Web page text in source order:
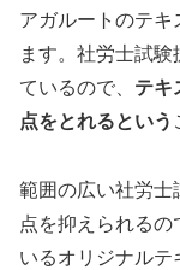
アガルートのテキ
ます。社労士試
ているので、 テキ
点をとれるという
範囲の広い社労士
点を抑えられる
いるオリジナル